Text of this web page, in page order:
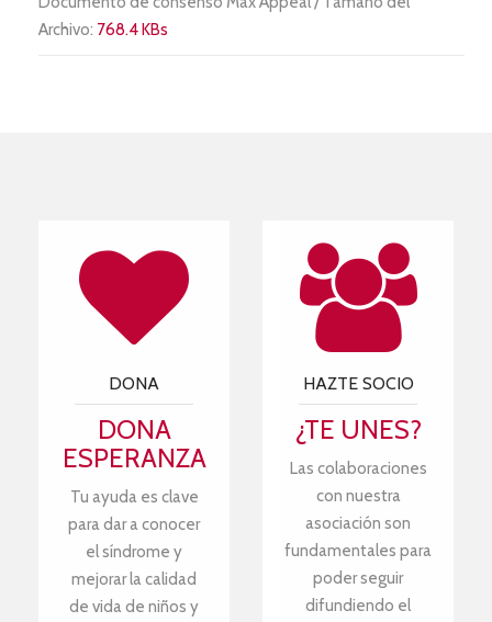
Archivo: 768.4 KBs
DONA
DONA
ESPERANZA
Tu ayuda es clave
para dar a conocer
el síndrome y
mejorar la calidad
de vida de niños y
HAZTE SOCIO
¿TE UNES?
Las colaboraciones
con nuestra
asociación son
fundamentales para
poder seguir
difundiendo el